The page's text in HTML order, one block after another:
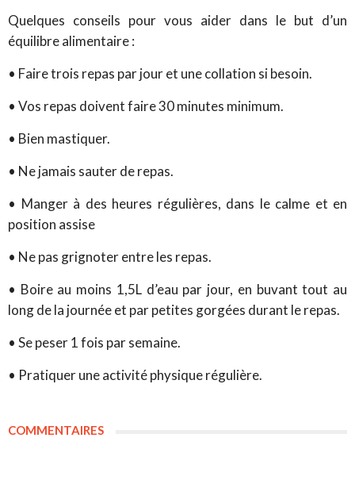
Quelques conseils pour vous aider dans le but d’un
équilibre alimentaire :
• Faire trois repas par jour et une collation si besoin.
• Vos repas doivent faire 30 minutes minimum.
• Bien mastiquer.
• Ne jamais sauter de repas.
• Manger à des heures régulières, dans le calme et en
position assise
• Ne pas grignoter entre les repas.
• Boire au moins 1,5L d’eau par jour, en buvant tout au
long de la journée et par petites gorgées durant le repas.
• Se peser 1 fois par semaine.
• Pratiquer une activité physique régulière.
COMMENTAIRES